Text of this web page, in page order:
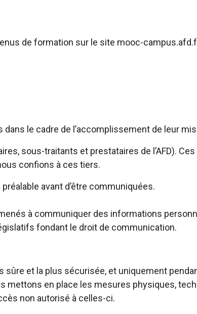
de formation sur le site mooc-
dans le cadre de l’accomplissement de leur
sous-traitants et prestataires de l’AFD).
confions à ces tiers.
avant d’être communiquées.
à communiquer des informations
fondant le droit de communication.
et la plus sécurisée, et uniquement
mettons en place les mesures physiques,
non autorisé à celles-ci.